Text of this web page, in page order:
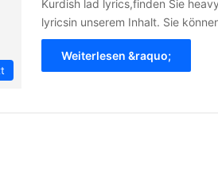
Kurdish lad lyrics,finden Sie
lyricsin unserem Inhalt. Sie
Weiterlesen &raquo;